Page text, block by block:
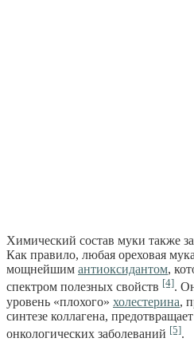
Химический состав муки также
Как правило, любая ореховая
мощнейшим антиоксидантом,
спектром полезных свойств [4].
уровень «плохого» холестерина,
синтезе коллагена,
онкологических заболеваний [5].